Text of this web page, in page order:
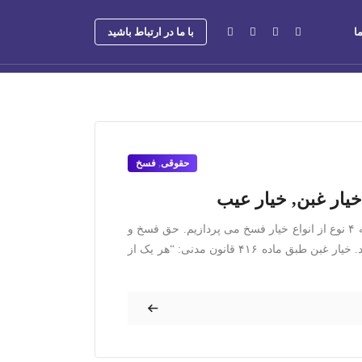
با ما در ارتباط باشید
حقوقی, فسخ
غبن, خیار عیب
انواع خیار فسخ چند نوع خیار فسخ وجود دارد که ما در این مقاله به ۴ نوع از انواع خیار فسخ می پردازیم. حق فسخ و
برهم زدن قرارداد توسط طرفین معامله خیار فسخ نامیده می شود. خیار غبن طبق ماده ۴۱۶ قانون مدنی: “هر یک از